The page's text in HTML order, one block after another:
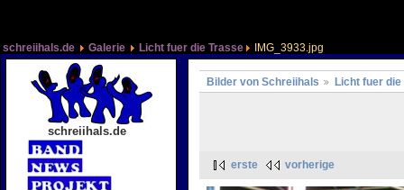
schreiihals.de Galerie Licht fuer die Trasse IMG_3933.jpg
schreiihals.de
Bilder von Schreiihals Licht fuer die
erste vorherige